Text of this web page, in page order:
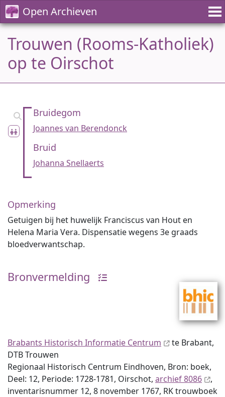
Open Archieven
Trouwen (Rooms-Katholiek)
op te Oirschot
Bruidegom
Joannes van Berendonck
Bruid
Johanna Snellaerts
Opmerking
Getuigen bij het huwelijk Franciscus van Hout en
Helena Maria Vera. Dispensatie wegens 3e graads
bloedverwantschap.
Bronvermelding
Brabants Historisch Informatie Centrum
te Brabant,
DTB Trouwen
Regionaal Historisch Centrum Eindhoven, Bron: boek,
Deel: 12, Periode: 1728-1781, Oirschot, archief 8086
,
inventaris­num­mer 12, 8 november 1767, RK trouwboek